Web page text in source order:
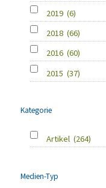
2019 (6)
2018 (66)
2016 (60)
2015 (37)
Kategorie
Artikel (264)
Medien-Typ